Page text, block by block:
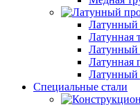
Латунный
Латунная
Латунный
Латунная
Латунный
Специальные стали